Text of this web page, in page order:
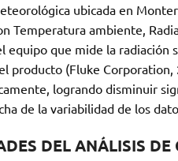
ubicada en
Temperatura ambiente,
equipo que mide la
producto (Fluke
logrando disminuir
de la variabilidad de los
DEL ANÁLISIS